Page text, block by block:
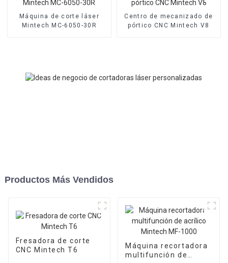
Máquina de corte láser
Mintech MC-6050-30R
Centro de mecanizado de
pórtico CNC Mintech V8
Productos Más Vendidos
Fresadora de corte
CNC Mintech T6
Máquina recortadora
multifunción de